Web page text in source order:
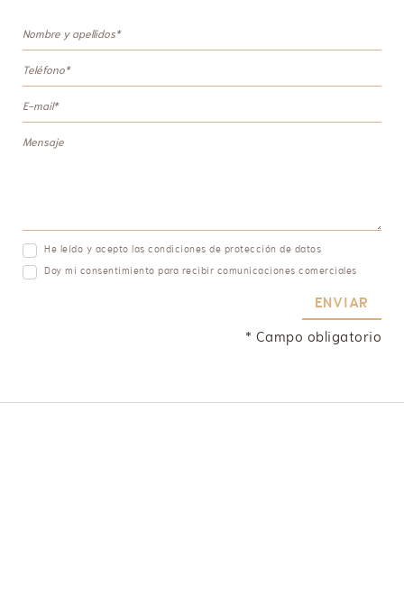
He leído y acepto las condiciones de protección de datos
Doy mi consentimiento para recibir comunicaciones comerciales
ENVIAR
* Campo obligatorio